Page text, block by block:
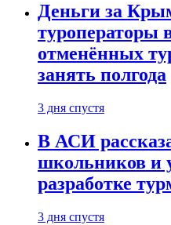
Деньги за
туроператоры
отменённых
занять полгода
3 дня спустя
В АСИ
школьников и
разработке
3 дня спустя